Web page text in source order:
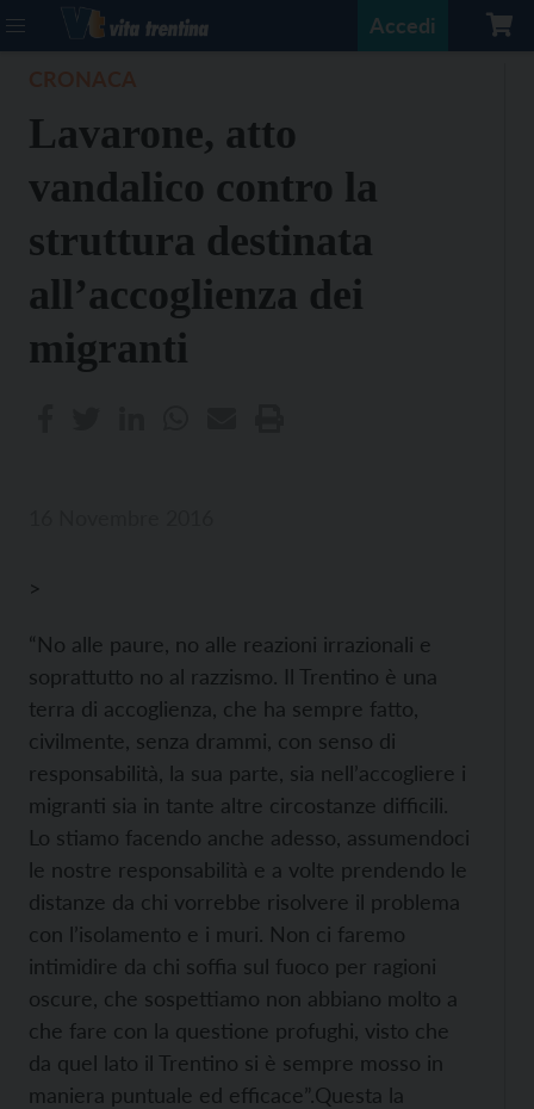
Accedi
Lavarone, atto
vandalico contro la
struttura destinata
all’accoglienza dei
migranti
>
“No alle paure, no alle reazioni irrazionali e
soprattutto no al razzismo. Il Trentino è una
terra di accoglienza, che ha sempre fatto,
civilmente, senza drammi, con senso di
responsabilità, la sua parte, sia nell’accogliere i
migranti sia in tante altre circostanze difficili.
Lo stiamo facendo anche adesso, assumendoci
le nostre responsabilità e a volte prendendo le
distanze da chi vorrebbe risolvere il problema
con l’isolamento e i muri. Non ci faremo
intimidire da chi soffia sul fuoco per ragioni
oscure, che sospettiamo non abbiano molto a
che fare con la questione profughi, visto che
da quel lato il Trentino si è sempre mosso in
maniera puntuale ed efficace”.Questa la